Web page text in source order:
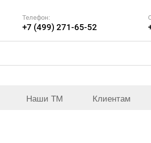
Телефон:
+7 (499) 271-65-52
Наши ТМ Клиентам